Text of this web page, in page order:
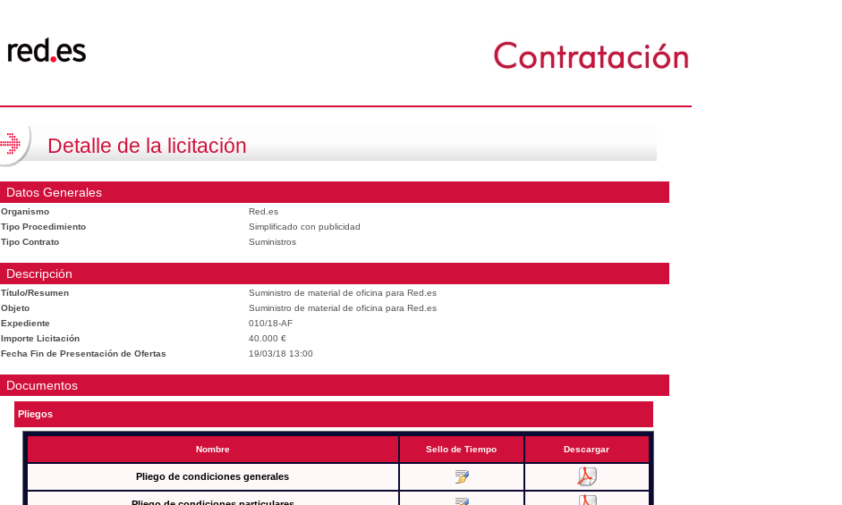
Detalle de la licitación
Datos Generales
Organismo
Red.es
Tipo Procedimiento
Simplificado con publicidad
Tipo Contrato
Suministros
Descripción
Título/Resumen
Suministro de material de oficina para Red.es
Objeto
Suministro de material de oficina para Red.es
Expediente
010/18-AF
Importe Licitación
40.000 €
Fecha Fin de Presentación de Ofertas
19/03/18 13:00
Documentos
Pliegos
Nombre Sello de Tiempo Descargar
Pliego de condiciones generales